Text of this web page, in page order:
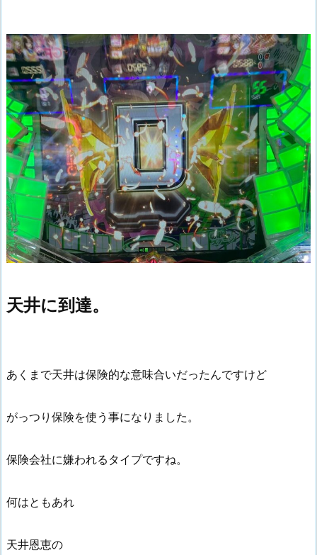
天井に到達。
あくまで天井は保険的な意味合いだったんですけど
がっつり保険を使う事になりました。
保険会社に嫌われるタイプですね。
何はともあれ
天井恩恵の